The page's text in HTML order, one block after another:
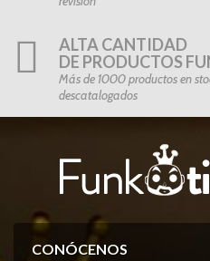
ALTA CANTIDAD
DE PRODUCTOS
Más de 1000 productos en
descatalogados
CONÓCENOS